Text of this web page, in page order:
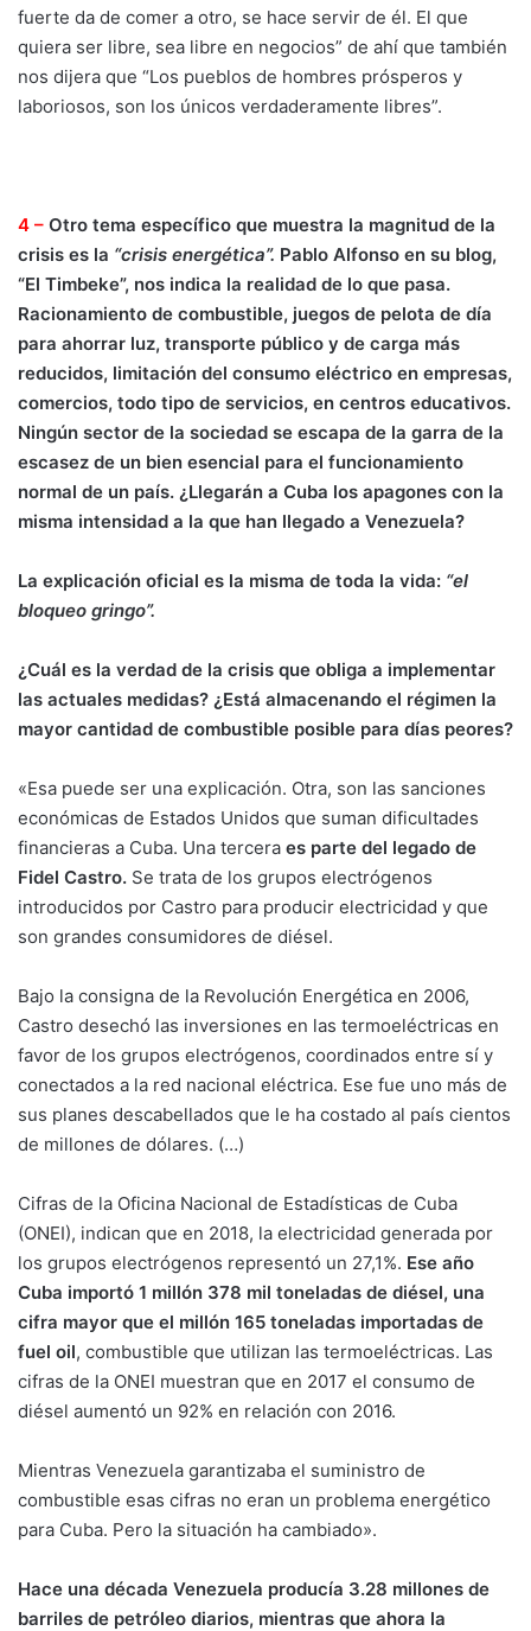
fuerte da de comer a otro, se hace servir de él. El que
quiera ser libre, sea libre en negocios” de ahí que también
nos dijera que “Los pueblos de hombres prósperos y
laboriosos, son los únicos verdaderamente libres”.
4 – Otro tema específico que muestra la magnitud de la
crisis es la “crisis energética”. Pablo Alfonso en su blog,
“El Timbeke”, nos indica la realidad de lo que pasa.
Racionamiento de combustible, juegos de pelota de día
para ahorrar luz, transporte público y de carga más
reducidos, limitación del consumo eléctrico en empresas,
comercios, todo tipo de servicios, en centros educativos.
Ningún sector de la sociedad se escapa de la garra de la
escasez de un bien esencial para el funcionamiento
normal de un país. ¿Llegarán a Cuba los apagones con la
misma intensidad a la que han llegado a Venezuela?
La explicación oficial es la misma de toda la vida: “el
bloqueo gringo”.
¿Cuál es la verdad de la crisis que obliga a implementar
las actuales medidas? ¿Está almacenando el régimen la
mayor cantidad de combustible posible para días peores?
«Esa puede ser una explicación. Otra, son las sanciones
económicas de Estados Unidos que suman dificultades
financieras a Cuba. Una tercera es parte del legado de
Fidel Castro. Se trata de los grupos electrógenos
introducidos por Castro para producir electricidad y que
son grandes consumidores de diésel.
Bajo la consigna de la Revolución Energética en 2006,
Castro desechó las inversiones en las termoeléctricas en
favor de los grupos electrógenos, coordinados entre sí y
conectados a la red nacional eléctrica. Ese fue uno más de
sus planes descabellados que le ha costado al país cientos
de millones de dólares. (…)
Cifras de la Oficina Nacional de Estadísticas de Cuba
(ONEI), indican que en 2018, la electricidad generada por
los grupos electrógenos representó un 27,1%. Ese año
Cuba importó 1 millón 378 mil toneladas de diésel, una
cifra mayor que el millón 165 toneladas importadas de
fuel oil, combustible que utilizan las termoeléctricas. Las
cifras de la ONEI muestran que en 2017 el consumo de
diésel aumentó un 92% en relación con 2016.
Mientras Venezuela garantizaba el suministro de
combustible esas cifras no eran un problema energético
para Cuba. Pero la situación ha cambiado».
Hace una década Venezuela producía 3.28 millones de
barriles de petróleo diarios, mientras que ahora la